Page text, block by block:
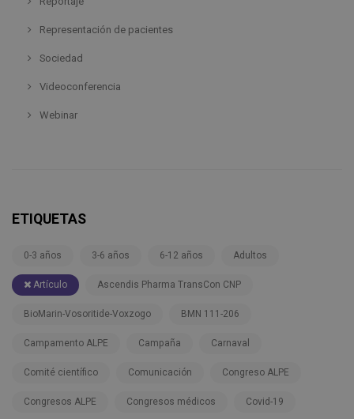
Representación de pacientes
Sociedad
Videoconferencia
Webinar
ETIQUETAS
0-3 años 3-6 años 6-12 años Adultos
Artículo Ascendis Pharma TransCon CNP
BioMarin-Vosoritide-Voxzogo BMN 111-206
Campamento ALPE Campaña Carnaval
Comité científico Comunicación Congreso ALPE
Congresos ALPE Congresos médicos Covid-19